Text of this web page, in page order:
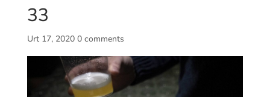
33
Urt 17, 2020 0 comments